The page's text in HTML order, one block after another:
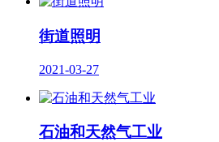
街道照明
2021-03-27
石油和天然气工业